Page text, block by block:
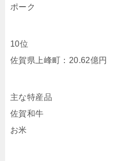
ポーク
10位
佐賀県上峰町：20.62億円
主な特産品
佐賀和牛
お米